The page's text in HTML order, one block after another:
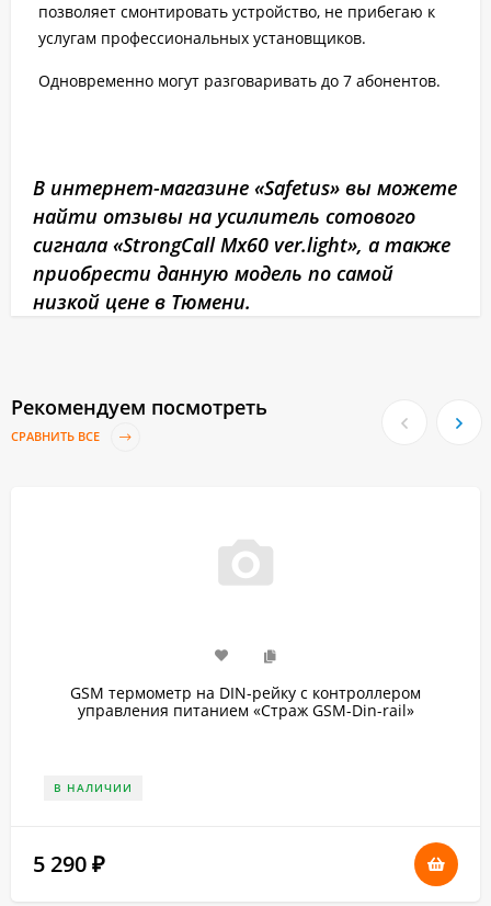
позволяет смонтировать устройство, не прибегаю к
услугам профессиональных установщиков.
Одновременно могут разговаривать до 7 абонентов.
В интернет-магазине «Safetus» вы можете
найти отзывы на усилитель сотового
сигнала «StrongCall Mx60 ver.light», а также
приобрести данную модель по самой
низкой цене в Тюмени.
Рекомендуем посмотреть
СРАВНИТЬ ВСЕ
GSM термометр на DIN-рейку с контроллером
управления питанием «Страж GSM-Din-rail»
В НАЛИЧИИ
5 290 ₽